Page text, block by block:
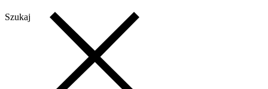
Szukaj